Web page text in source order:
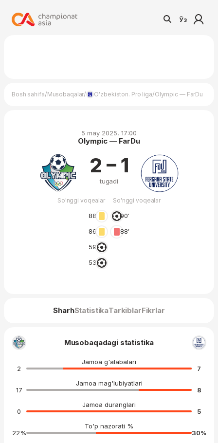
Ўз
Bosh sahifa/Musobaqalar/ O'zbekiston. Pro liga/Olympic — FarDu
5 may 2025, 17:00
Olympic — FarDu
So'nggi voqealar
88′
86′
59′
53′
2 – 1
tugadi
So'nggi voqealar
90′
88′
SharhStatistikaTarkiblarFikrlar
Musobaqadagi statistika
Jamoa g'alabalari
2
7
Jamoa mag'lubiyatlari
17
8
Jamoa duranglari
0
5
To'p nazorati %
22% 30%